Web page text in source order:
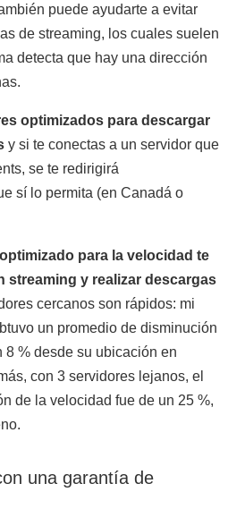
puede ayudarte a evitar
de streaming, los cuales suelen
detecta que hay una dirección
optimizados para descargar
y si te conectas a un servidor que
se te redirigirá
sí lo permita (en Canadá o
para la velocidad te
streaming y realizar descargas
cercanos son rápidos: mi
un promedio de disminución
% desde su ubicación en
con 3 servidores lejanos, el
de la velocidad fue de un 25 %,
una garantía de